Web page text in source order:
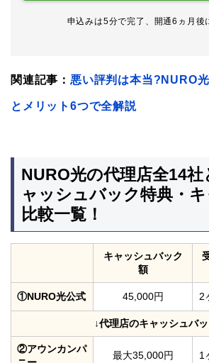
申込みは5分で完了、開通6ヵ月後
関連記事： 悪い評判は本当?NURO
とメリット6つで全解説
NURO光の代理店全14社
ャッシュバック特典・
比較一覧！
キャッシュバック
額
①NURO光公式 45,000円 2
↓代理店のキャッシュバッ
②アウンカンパ
最大35,000円 1